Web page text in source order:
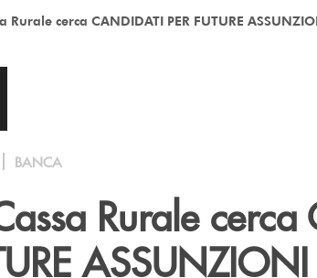
Rurale cerca CANDIDATI PER FUTURE
BANCA
Rurale cerca
ASSUNZIONI